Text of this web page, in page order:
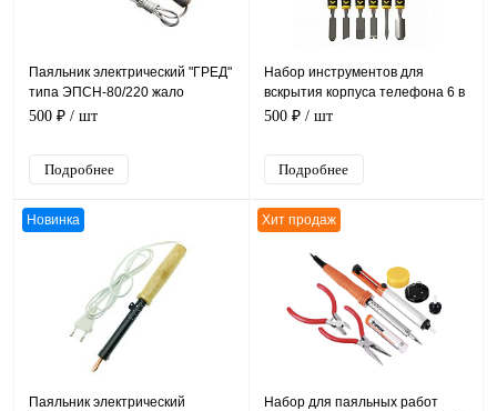
Паяльник электрический "ГРЕД"
типа ЭПСН-80/220 жало
"отвертка" Ø 8 мм, 220В 80Вт
500 ₽ / шт
Подробнее
Набор инструментов для
вскрытия корпуса телефона 6 в
1 Патриот PT-INO12
500 ₽ / шт
Подробнее
Новинка
Паяльник электрический
Хит продаж
Набор для паяльных работ